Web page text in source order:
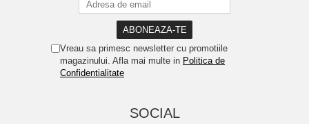
Vreau sa primesc newsletter cu promotiile
magazinului. Afla mai multe in Politica de
Confidentialitate
SOCIAL